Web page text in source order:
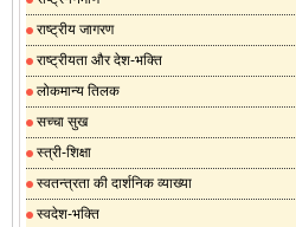
राष्ट्रीय जागरण
राष्ट्रीयता और देश-भक्ति
लोकमान्य तिलक
सच्चा सुख
स्त्री-शिक्षा
स्वतन्त्रता की दार्शनिक व्याख्या
स्वदेश-भक्ति